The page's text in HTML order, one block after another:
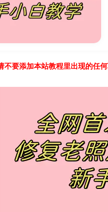
不要添加本站教程里出现的任